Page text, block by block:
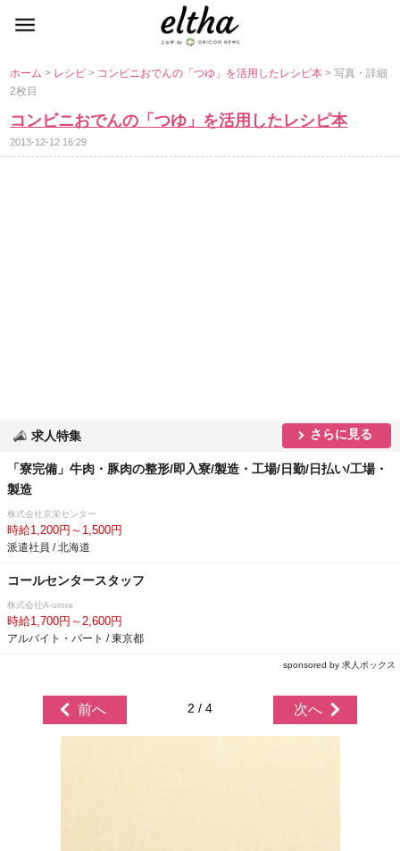
ホーム> レシピ> コンビニおでんの「つゆ」を活用したレシピ本> 写真・詳細
2枚目
コンビニおでんの「つゆ」を活用したレシピ本
2013-12-12 16:29
求人特集 さらに見る
「寮完備」牛肉・豚肉の整形/即入寮/製造・工場/日勤/日払い/工場・
製造
株式会社京栄センター
時給1,200円～1,500円
派遣社員 / 北海道
コールセンタースタッフ
株式会社A-urora
時給1,700円～2,600円
アルバイト・パート / 東京都
sponsored by 求人ボックス
前へ 2 / 4 次へ